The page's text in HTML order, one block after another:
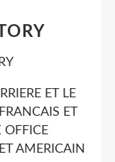
ET LE
ET
OFFICE
AMERICAIN